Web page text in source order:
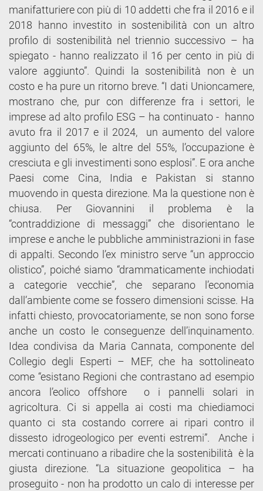
manifatturiere con più di 10 addetti che fra il 2016 e il
2018 hanno investito in sostenibilità con un altro
profilo di sostenibilità nel triennio successivo – ha
spiegato - hanno realizzato il 16 per cento in più di
valore aggiunto”. Quindi la sostenibilità non è un
costo e ha pure un ritorno breve. “I dati Unioncamere,
mostrano che, pur con differenze fra i settori, le
imprese ad alto profilo ESG – ha continuato - hanno
avuto fra il 2017 e il 2024, un aumento del valore
aggiunto del 65%, le altre del 55%, l’occupazione è
cresciuta e gli investimenti sono esplosi”. E ora anche
Paesi come Cina, India e Pakistan si stanno
muovendo in questa direzione. Ma la questione non è
chiusa. Per Giovannini il problema è la
“contraddizione di messaggi” che disorientano le
imprese e anche le pubbliche amministrazioni in fase
di appalti. Secondo l’ex ministro serve “un approccio
olistico”, poiché siamo “drammaticamente inchiodati
a categorie vecchie”, che separano l’economia
dall’ambiente come se fossero dimensioni scisse. Ha
infatti chiesto, provocatoriamente, se non sono forse
anche un costo le conseguenze dell’inquinamento.
Idea condivisa da Maria Cannata, componente del
Collegio degli Esperti – MEF, che ha sottolineato
come “esistano Regioni che contrastano ad esempio
ancora l’eolico offshore o i pannelli solari in
agricoltura. Ci si appella ai costi ma chiediamoci
quanto ci sta costando correre ai ripari contro il
dissesto idrogeologico per eventi estremi”. Anche i
mercati continuano a ribadire che la sostenibilità è la
giusta direzione. “La situazione geopolitica – ha
proseguito - non ha prodotto un calo di interesse per